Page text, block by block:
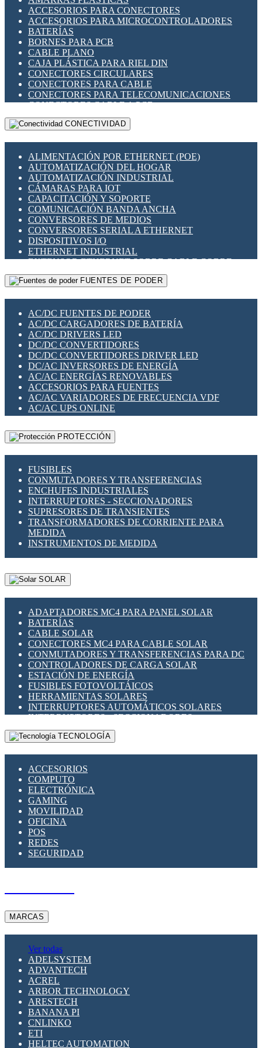
INDICADORES PARA PANEL
INTERFACES DE RELÉ
INTERRUPTORES FIN DE CARRERA
LLAVES CONMUTADORAS
MEDIDORES DE ENERGÍA Y TC'S DE CORRIENTE
MOTORES PASO A PASO
PANTALLAS HMI
PLC -CONTROLADORES LÓGICO PROGRAMABLES
PROGRAMADORES DE HORARIO
RELÉS DE PROTECCIÓN
SENSORES CAPACITIVOS
SENSORES INDUCTIVOS
TEMPORIZADORES
VARIACS
VARIADORES DE FRECUENCIA [VDF]
SECCIONADORES - INTERRUPTORES
MAQUINARIA
ACCESORIOS PARA CONECTORES
ACCESORIOS PARA MICROCONTROLADORES
BATERÍAS
BORNES PARA PCB
CABLE PLANO
CAJA PLÁSTICA PARA RIEL DIN
CONECTORES CIRCULARES
CONECTORES PARA CABLE
CONECTORES PARA TELECOMUNICACIONES
CONECTORES CABLE A PCB
CONECTORES PCB A CABLE
DIP SWITCHES
HERRAMIENTAS VARIAS
ILUMINACIÓN LED
INTERRUPTORES REED
INTERFACES DE RELÉ
OTROS RELÉS
PROTECCIÓN TÉRMICA
RELÉS AUTOMOTRICES
RELÉS DE SEÑAL
RELÉS DE ESTADO SÓLIDO SSR
RELÉS INDUSTRIALES
RELÉS MINIATURA DE POTENCIA
SENSORES MAGNÉTICOS
SWITCH Y MICROSWITCH
TARJETAS PI
UNIÓN Y DERIVACIÓN DE CABLE
CONECTIVIDAD
ALIMENTACIÓN POR ETHERNET (POE)
AUTOMATIZACIÓN DEL HOGAR
AUTOMATIZACIÓN INDUSTRIAL
CÁMARAS PARA IOT
CAPACITACIÓN Y SOPORTE
COMUNICACIÓN BANDA ANCHA
CONVERSORES DE MEDIOS
CONVERSORES SERIAL A ETHERNET
DISPOSITIVOS I/O
ETHERNET INDUSTRIAL
EXTENSOR ETHERNET SOBRE CABLE COBRE
GATEWAY LORAWAN
GESTIÓN DE REDES
PLACAS MODULARES IOT
SWITCHES Y REDES WIFI
SOLUCIONES IOT
SOLUCIONES LORAWAN
SOLUCIONES RED CELULAR
SEGURIDAD PARA REDES
SWITCHES LAN
TELEFONÍA IP (VOIP)
VIGILANCIA IP (CCTV)
MESHTASTIC
FUENTES DE PODER
AC/DC FUENTES DE PODER
AC/DC CARGADORES DE BATERÍA
AC/DC DRIVERS LED
DC/DC CONVERTIDORES
DC/DC CONVERTIDORES DRIVER LED
DC/AC INVERSORES DE ENERGÍA
AC/AC ENERGÍAS RENOVABLES
ACCESORIOS PARA FUENTES
AC/AC VARIADORES DE FRECUENCIA VDF
AC/AC UPS ONLINE
PROTECCIÓN
FUSIBLES
CONMUTADORES Y TRANSFERENCIAS
ENCHUFES INDUSTRIALES
INTERRUPTORES - SECCIONADORES
SUPRESORES DE TRANSIENTES
TRANSFORMADORES DE CORRIENTE PARA
MEDIDA
INSTRUMENTOS DE MEDIDA
SOLAR
ADAPTADORES MC4 PARA PANEL SOLAR
BATERÍAS
CABLE SOLAR
CONECTORES MC4 PARA CABLE SOLAR
CONMUTADORES Y TRANSFERENCIAS PARA DC
CONTROLADORES DE CARGA SOLAR
ESTACIÓN DE ENERGÍA
FUSIBLES FOTOVOLTÁICOS
HERRAMIENTAS SOLARES
INTERRUPTORES AUTOMÁTICOS SOLARES
INTERRUPTORES - SECCIONADORES
FOTOVOLTÁICOS
MONTAJE PANEL SOLAR
SUPRESOR DE TRANSIENTES SPDS PARA
APLICACIONES FOTOVOLTAICAS
TECNOLOGÍA
ACCESORIOS
COMPUTO
ELECTRÓNICA
GAMING
MOVILIDAD
OFICINA
POS
REDES
SEGURIDAD
MARCAS
Ver todas
ADELSYSTEM
ADVANTECH
ACREL
ARBOR TECHNOLOGY
ARESTECH
BANANA PI
CNLINKO
ETI
HELTEC AUTOMATION